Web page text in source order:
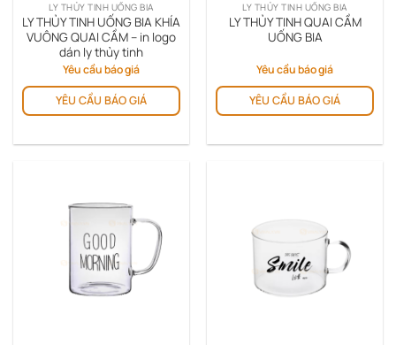
LY THỦY TINH UỐNG BIA
LY THỦY TINH UỐNG BIA KHÍA
VUÔNG QUAI CẦM – in logo
dán ly thủy tinh
Yêu cầu báo giá
YÊU CẦU BÁO GIÁ
LY THỦY TINH UỐNG BIA
LY THỦY TINH QUAI CẦM
UỐNG BIA
Yêu cầu báo giá
YÊU CẦU BÁO GIÁ